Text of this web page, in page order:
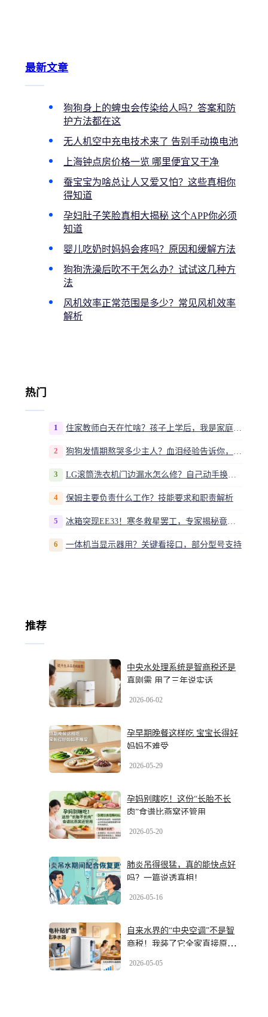
最新文章
狗狗身上的蜱虫会传染给人吗？答案和防
护方法都在这
无人机空中充电技术来了 告别手动换电池
上海钟点房价格一览 哪里便宜又干净
蚕宝宝为啥总让人又爱又怕？这些真相你
得知道
孕妇肚子笑脸真相大揭秘 这个APP你必须
知道
婴儿吃奶时妈妈会疼吗？原因和缓解方法
狗狗洗澡后吹不干怎么办？试试这几种方
法
风机效率正常范围是多少？常见风机效率
解析
热门
1 住家教师白天在忙啥？孩子上学后，我是家庭运营官
2
3 LG滚筒洗衣机门边漏水怎么修？自己动手换密封圈教程视频
4 保姆主要负责什么工作？技能要求和职责解析
5 冰箱突现EE33！寒冬救星罢工，专家揭秘竟是无解故障？
6 一体机当显示器用？关键看接口，部分型号支持
推荐
中央水处理系统是智商税还是
真刚需 用了三年说实话
2026-06-02
孕早期晚餐这样吃 宝宝长得好
妈妈不难受
2026-05-29
孕妈别瞎吃！这份“长胎不长
肉”食谱比燕窝还管用
2026-05-20
肺炎吊得很猛，真的能快点好
吗？一篇说透真相！
2026-05-16
自来水界的“中央空调”不是智
商税！我装了它全家直接原地
2026-05-05